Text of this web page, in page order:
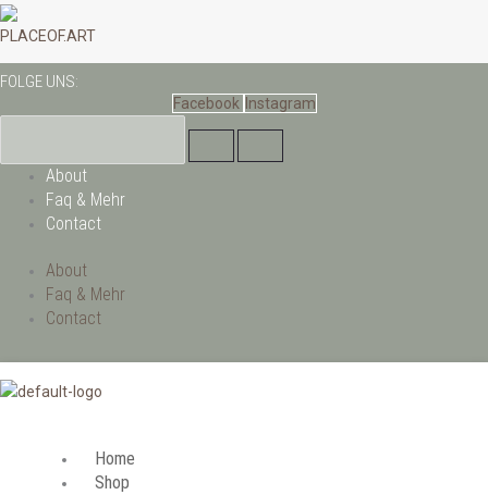
Zum
Inhalt
PLACEOF.ART
FOLGE UNS:
Facebook Instagram
About
Faq & Mehr
Contact
About
Faq & Mehr
Contact
Home
Shop